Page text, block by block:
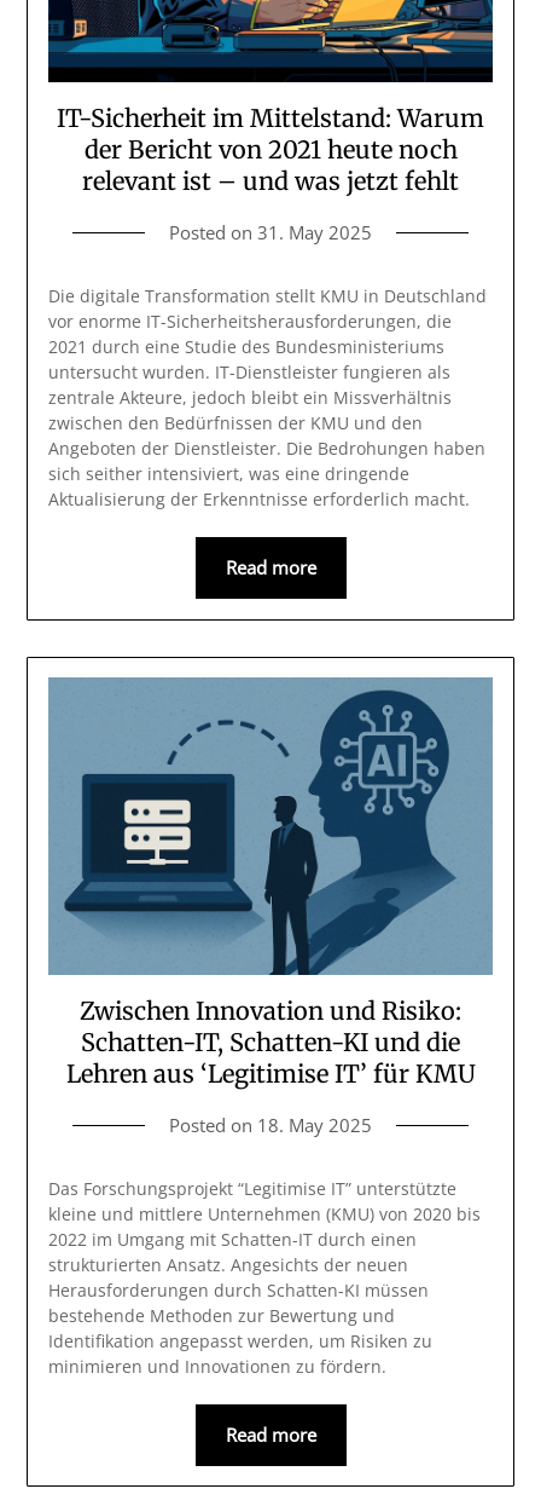
IT-Sicherheit im Mittelstand: Warum
der Bericht von 2021 heute noch
relevant ist – und was jetzt fehlt
Posted on 31. May 2025
Die digitale Transformation stellt KMU in Deutschland
vor enorme IT-Sicherheitsherausforderungen, die
2021 durch eine Studie des Bundesministeriums
untersucht wurden. IT-Dienstleister fungieren als
zentrale Akteure, jedoch bleibt ein Missverhältnis
zwischen den Bedürfnissen der KMU und den
Angeboten der Dienstleister. Die Bedrohungen haben
sich seither intensiviert, was eine dringende
Aktualisierung der Erkenntnisse erforderlich macht.
Read more
Zwischen Innovation und Risiko:
Schatten-IT, Schatten-KI und die
Lehren aus ‘Legitimise IT’ für KMU
Posted on 18. May 2025
Das Forschungsprojekt “Legitimise IT” unterstützte
kleine und mittlere Unternehmen (KMU) von 2020 bis
2022 im Umgang mit Schatten-IT durch einen
strukturierten Ansatz. Angesichts der neuen
Herausforderungen durch Schatten-KI müssen
bestehende Methoden zur Bewertung und
Identifikation angepasst werden, um Risiken zu
minimieren und Innovationen zu fördern.
Read more